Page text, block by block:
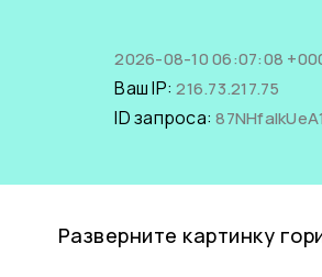
2026-08-10 06:07:08
Ваш IP:216.73.217.75
ID запроса:87NHfalkUeA1
Разверните картинку